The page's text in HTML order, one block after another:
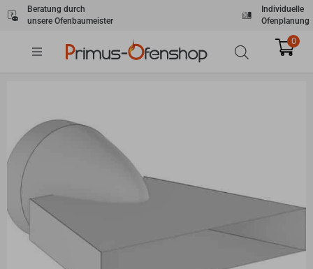
Zum
Inhalt
Beratung durch
unsere Ofenbaumeister
Individuelle
Ofenplanung
0